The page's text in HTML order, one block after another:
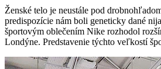
Ženské telo je neustále pod
predispozície nám boli geneticky dané
športovým oblečením Nike rozhodol
Londýne. Predstavenie týchto veľkostí